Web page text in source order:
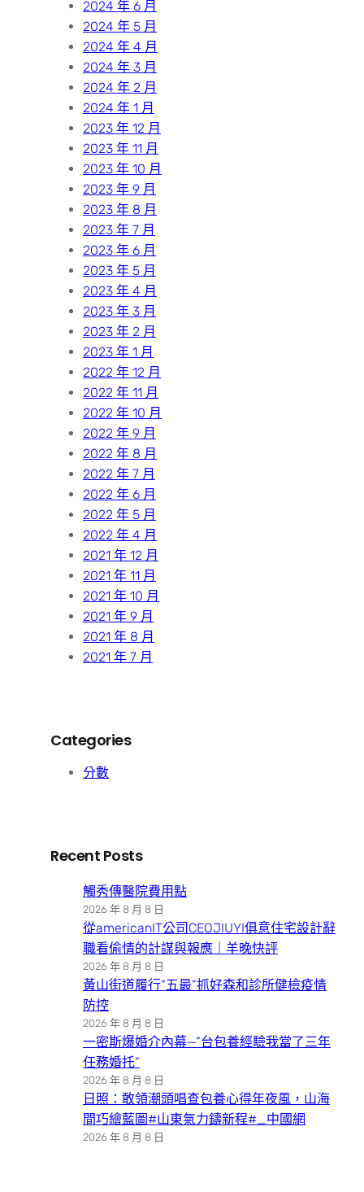
2024 年 6 月
2024 年 5 月
2024 年 4 月
2024 年 3 月
2024 年 2 月
2024 年 1 月
2023 年 12 月
2023 年 11 月
2023 年 10 月
2023 年 9 月
2023 年 8 月
2023 年 7 月
2023 年 6 月
2023 年 5 月
2023 年 4 月
2023 年 3 月
2023 年 2 月
2023 年 1 月
2022 年 12 月
2022 年 11 月
2022 年 10 月
2022 年 9 月
2022 年 8 月
2022 年 7 月
2022 年 6 月
2022 年 5 月
2022 年 4 月
2021 年 12 月
2021 年 11 月
2021 年 10 月
2021 年 9 月
2021 年 8 月
2021 年 7 月
Categories
分數
Recent Posts
觸秀傳醫院費用點
2026 年 8 月 8 日
從americanIT公司CEOJIUYI俱意住宅設計辭
職看偷情的計謀與報應｜羊晚快評
2026 年 8 月 8 日
黃山街道履行“五最”抓好森和診所健檢疫情
防控
2026 年 8 月 8 日
一密斯爆婚介內幕—”台包養經驗我當了三年
任務婚托”
2026 年 8 月 8 日
日照：敢領潮頭唱查包養心得年夜風，山海
間巧繪藍圖#山東氣力鑄新程#_中國網
2026 年 8 月 8 日